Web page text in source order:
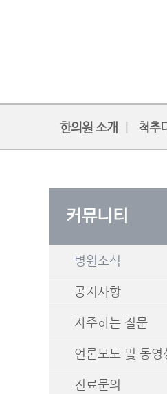
한의원 소개 척추
병원소식
공지사항
자주하는 질문
언론보도 및 동영
진료문의